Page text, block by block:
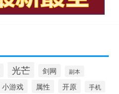
光芒 剑网 副本
小游戏 属性 开原 手机